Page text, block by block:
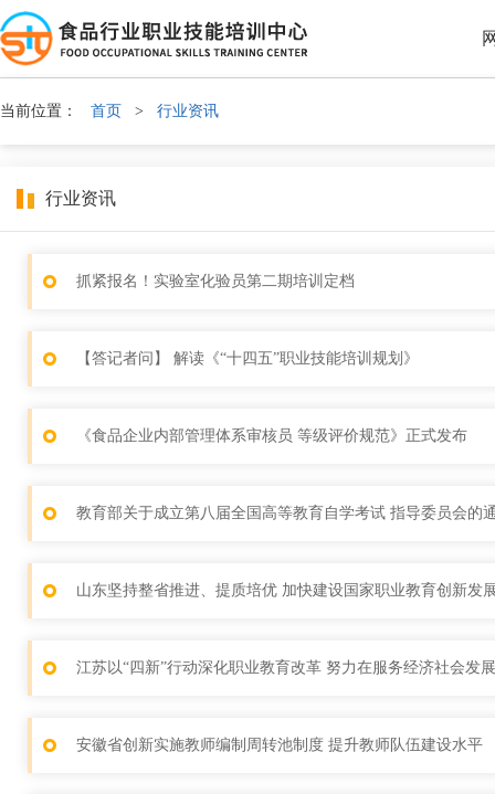
当前位置： 首页 > 行业资讯
行业资讯
抓紧报名！实验室化验员第二期培训定档
【答记者问】 解读《“十四五”职业技能培训规划》
《食品企业内部管理体系审核员 等级评价规范》正式发布
教育部关于成立第八届全国高等教育自学考试 指导委员会的
山东坚持整省推进、提质培优 加快建设国家职业教育创新
江苏以“四新”行动深化职业教育改革 努力在服务经济社会
安徽省创新实施教师编制周转池制度 提升教师队伍建设水平